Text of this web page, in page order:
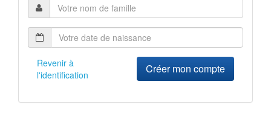
Revenir à
l'identification
Créer mon compte